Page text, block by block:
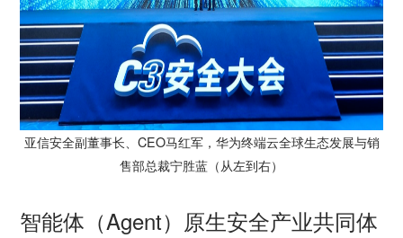
亚信安全副董事长、CEO马红军，华为终端云全球生态发展与销
售部总裁宁胜蓝（从左到右）
智能体（Agent）原生安全产业共同体